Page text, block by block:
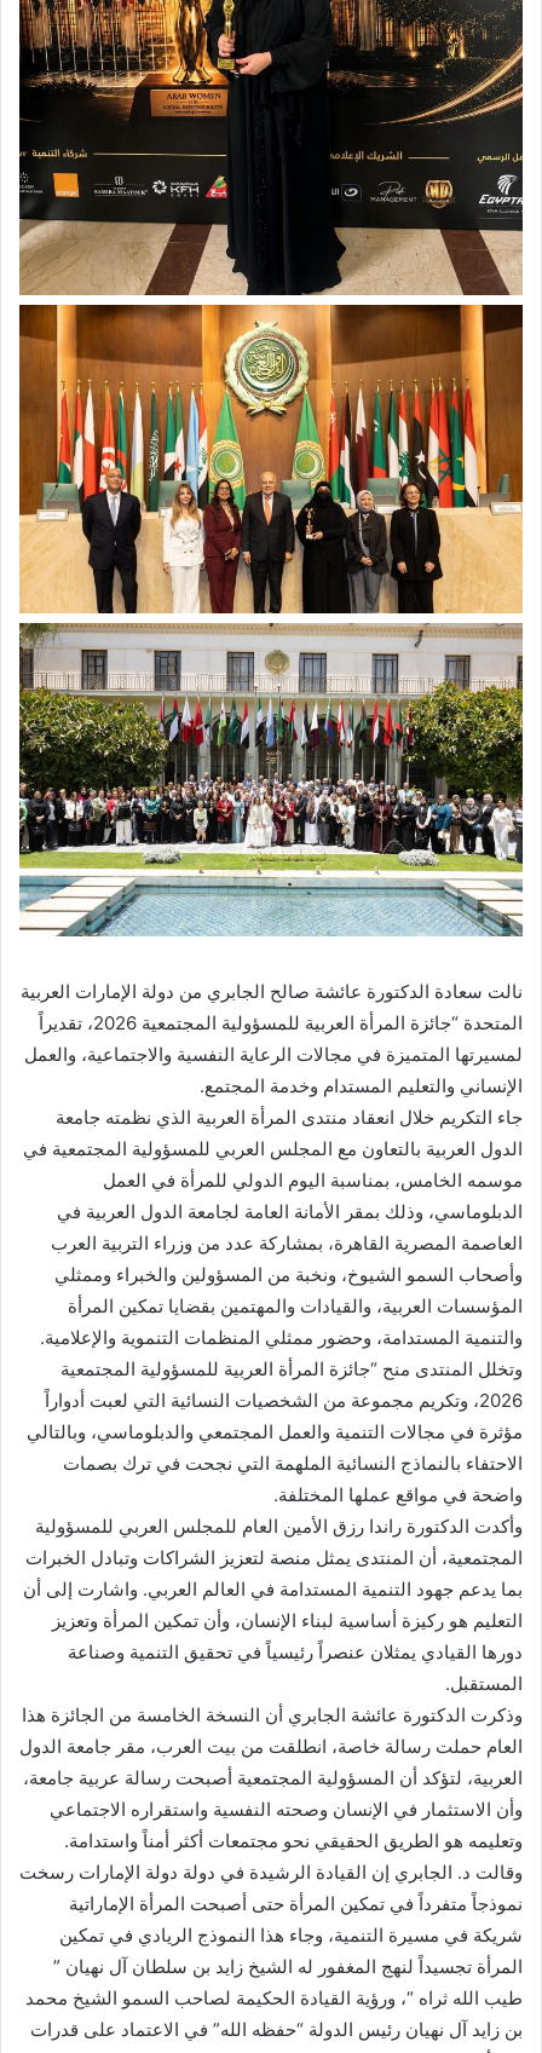
نالت سعادة الدكتورة عائشة صالح الجابري من دولة الإمارات العربية
المتحدة “جائزة المرأة العربية للمسؤولية المجتمعية 2026، تقديراً
لمسيرتها المتميزة في مجالات الرعاية النفسية والاجتماعية، والعمل
الإنساني والتعليم المستدام وخدمة المجتمع.
جاء التكريم خلال انعقاد منتدى المرأة العربية الذي نظمته جامعة
الدول العربية بالتعاون مع المجلس العربي للمسؤولية المجتمعية في
موسمه الخامس، بمناسبة اليوم الدولي للمرأة في العمل
الدبلوماسي، وذلك بمقر الأمانة العامة لجامعة الدول العربية في
العاصمة المصرية القاهرة، بمشاركة عدد من وزراء التربية العرب
وأصحاب السمو الشيوخ، ونخبة من المسؤولين والخبراء وممثلي
المؤسسات العربية، والقيادات والمهتمين بقضايا تمكين المرأة
والتنمية المستدامة، وحضور ممثلي المنظمات التنموية والإعلامية.
وتخلل المنتدى منح “جائزة المرأة العربية للمسؤولية المجتمعية
2026، وتكريم مجموعة من الشخصيات النسائية التي لعبت أدواراً
مؤثرة في مجالات التنمية والعمل المجتمعي والدبلوماسي، وبالتالي
الاحتفاء بالنماذج النسائية الملهمة التي نجحت في ترك بصمات
واضحة في مواقع عملها المختلفة.
وأكدت الدكتورة راندا رزق الأمين العام للمجلس العربي للمسؤولية
المجتمعية، أن المنتدى يمثل منصة لتعزيز الشراكات وتبادل الخبرات
بما يدعم جهود التنمية المستدامة في العالم العربي. واشارت إلى أن
التعليم هو ركيزة أساسية لبناء الإنسان، وأن تمكين المرأة وتعزيز
دورها القيادي يمثلان عنصراً رئيسياً في تحقيق التنمية وصناعة
المستقبل.
وذكرت الدكتورة عائشة الجابري أن النسخة الخامسة من الجائزة هذا
العام حملت رسالة خاصة، انطلقت من بيت العرب، مقر جامعة الدول
العربية، لتؤكد أن المسؤولية المجتمعية أصبحت رسالة عربية جامعة،
وأن الاستثمار في الإنسان وصحته النفسية واستقراره الاجتماعي
وتعليمه هو الطريق الحقيقي نحو مجتمعات أكثر أمناً واستدامة.
وقالت د. الجابري إن القيادة الرشيدة في دولة دولة الإمارات رسخت
نموذجاً متفرداً في تمكين المرأة حتى أصبحت المرأة الإماراتية
شريكة في مسيرة التنمية، وجاء هذا النموذج الريادي في تمكين
المرأة تجسيداً لنهج المغفور له الشيخ زايد بن سلطان آل نهيان ”
طيب الله ثراه “، ورؤية القيادة الحكيمة لصاحب السمو الشيخ محمد
بن زايد آل نهيان رئيس الدولة “حفظه الله” في الاعتماد على قدرات